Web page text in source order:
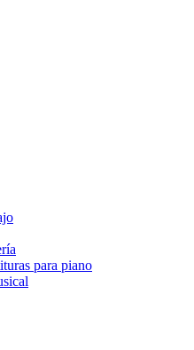
para piano